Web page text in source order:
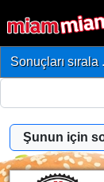
Şunun için